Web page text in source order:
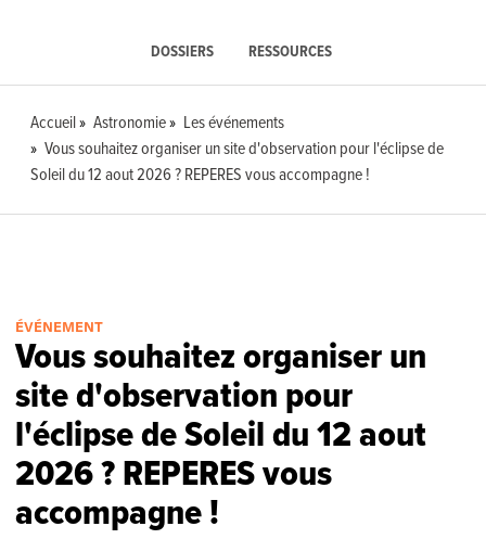
DOSSIERS RESSOURCES
Accueil Astronomie
Les événements
Vous souhaitez organiser un site d'observation pour l'éclipse de
Soleil du 12 aout 2026 ? REPERES vous accompagne !
ÉVÉNEMENT
Vous souhaitez organiser un
site d'observation pour
l'éclipse de Soleil du 12 aout
2026 ? REPERES vous
accompagne !